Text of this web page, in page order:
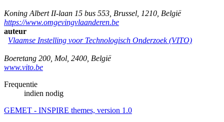
Koning Albert II-laan 15 bus 553 Brussel 1210 België
https://www.omgevingvlaanderen.be
auteur
Vlaamse Instelling voor Technologisch Onderzoek (VITO)
Boeretang 200 Mol 2400 België
www.vito.be
Frequentie
indien nodig
GEMET - INSPIRE themes, version 1.0